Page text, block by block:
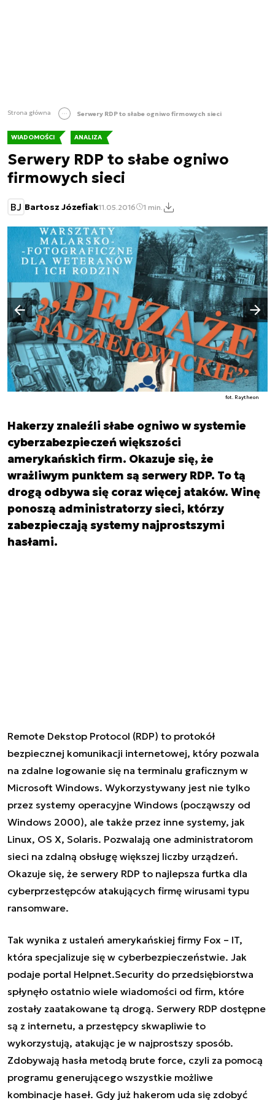
Strona główna Serwery RDP to słabe ogniwo firmowych sieci
WIADOMOŚCI ANALIZA
Serwery RDP to słabe ogniwo
firmowych sieci
BJ Bartosz Józefiak11.05.2016 1 min.
fot. Raytheon
Poprzedni slajd
Następny slajd
Hakerzy znaleźli słabe ogniwo w systemie
cyberzabezpieczeń większości
amerykańskich firm. Okazuje się, że
wrażliwym punktem są serwery RDP. To tą
drogą odbywa się coraz więcej ataków. Winę
ponoszą administratorzy sieci, którzy
zabezpieczają systemy najprostszymi
hasłami.
Remote Dekstop Protocol (RDP) to protokół
bezpiecznej komunikacji internetowej, który pozwala
na zdalne logowanie się na terminalu graficznym w
Microsoft Windows. Wykorzystywany jest nie tylko
przez systemy operacyjne Windows (począwszy od
Windows 2000), ale także przez inne systemy, jak
Linux, OS X, Solaris. Pozwalają one administratorom
sieci na zdalną obsługę większej liczby urządzeń.
Okazuje się, że serwery RDP to najlepsza furtka dla
cyberprzestępców atakujących firmę wirusami typu
ransomware.
Tak wynika z ustaleń amerykańskiej firmy Fox – IT,
która specjalizuje się w cyberbezpieczeństwie. Jak
podaje portal Helpnet.Security do przedsiębiorstwa
spłynęło ostatnio wiele wiadomości od firm, które
zostały zaatakowane tą drogą. Serwery RDP dostępne
są z internetu, a przestępcy skwapliwie to
wykorzystują, atakując je w najprostszy sposób.
Zdobywają hasła metodą brute force, czyli za pomocą
programu generującego wszystkie możliwe
kombinacje haseł. Gdy już hakerom uda się zdobyć